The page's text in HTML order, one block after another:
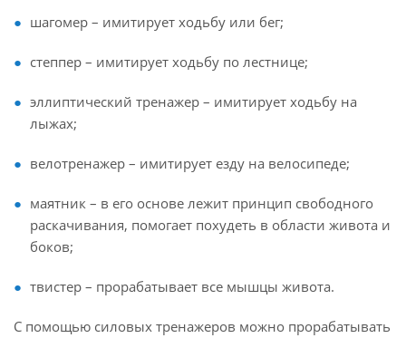
шагомер – имитирует ходьбу или бег;
степпер – имитирует ходьбу по лестнице;
эллиптический тренажер – имитирует ходьбу на
лыжах;
велотренажер – имитирует езду на велосипеде;
маятник – в его основе лежит принцип свободного
раскачивания, помогает похудеть в области живота и
боков;
твистер – прорабатывает все мышцы живота.
С помощью силовых тренажеров можно прорабатывать